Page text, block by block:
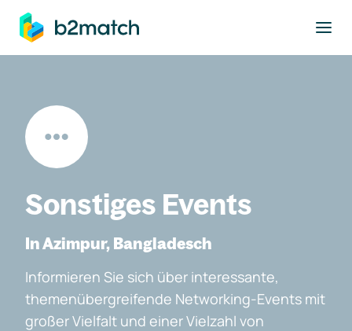
springen
Sonstiges Events
In Azimpur, Bangladesch
Informieren Sie sich über interessante,
themenübergreifende Networking-Events mit
großer Vielfalt und einer Vielzahl von